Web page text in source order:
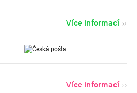
Více informací
Více informací